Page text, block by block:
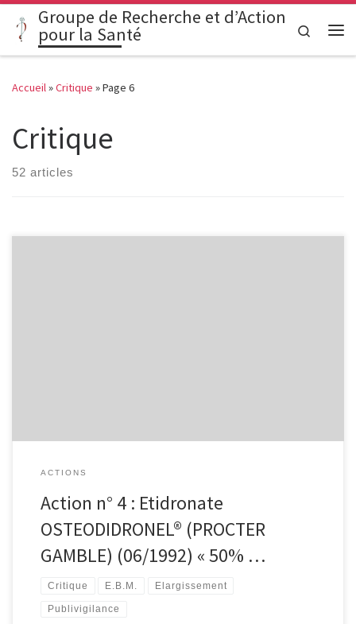
Passer au contenu
Groupe de Recherche et d’Action
pour la Santé
Search
Accueil»Critique »Page 6
Critique
52 articles
ACTIONS
Action n° 4 : Etidronate
OSTEODIDRONEL® (PROCTER
GAMBLE) (06/1992) « 50% …
Critique E.B.M. Elargissement
Publivigilance